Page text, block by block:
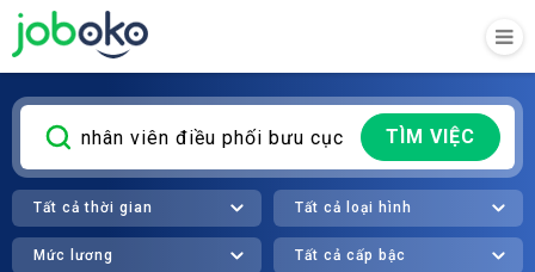
TÌM VIỆC
Tất cả thời gian Tất cả loại hình
Mức lương Tất cả cấp bậc